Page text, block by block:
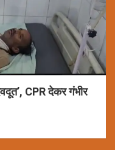
CPR देकर गंभीर